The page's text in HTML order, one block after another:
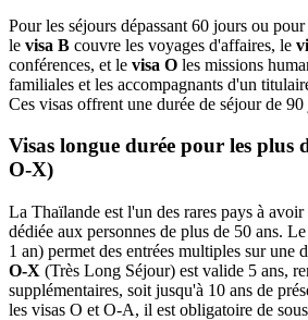
Pour les séjours dépassant 60 jours ou
le visa B couvre les voyages d'affaires, le
conférences, et le visa O les missions
familiales et les accompagnants d'un
Ces visas offrent une durée de séjour de 90
Visas longue durée pour les plus
O-X)
La Thaïlande est l'un des rares pays à
dédiée aux personnes de plus de 50 ans. Le
1 an) permet des entrées multiples sur une
O-X (Très Long Séjour) est valide 5 ans,
supplémentaires, soit jusqu'à 10 ans de
les visas O et O-A, il est obligatoire de